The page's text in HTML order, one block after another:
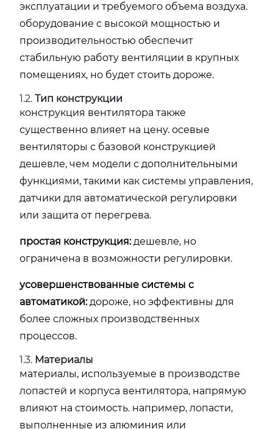
эксплуатации и требуемого объема воздуха.
оборудование с высокой мощностью и
производительностью обеспечит
стабильную работу вентиляции в крупных
помещениях, но будет стоить дороже.
1.2. Тип конструкции
конструкция вентилятора также
существенно влияет на цену. осевые
вентиляторы с базовой конструкцией
дешевле, чем модели с дополнительными
функциями, такими как системы управления,
датчики для автоматической регулировки
или защита от перегрева.
простая конструкция:дешевле, но
ограничена в возможности регулировки.
усовершенствованные системы с
автоматикой:дороже, но эффективны для
более сложных производственных
процессов.
1.3. Материалы
материалы, используемые в производстве
лопастей и корпуса вентилятора, напрямую
влияют на стоимость. например, лопасти,
выполненные из алюминия или